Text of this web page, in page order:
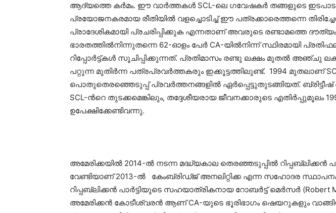
ആദ്യത്തെ കര്‍മം. ഈ വാര്‍ത്തകൾ SCL-ലെ ഗവേഷകര്‍ തങ്ങളുടെ
പ്രയോജനകരമായ രീതിയില്‍ വളച്ചൊടിച്ച് ഈ പത്രക്കാരെത്തന്നെ
പ്രാദേശികമായി പ്രചരിപ്പിക്കുക എന്നതാണ് അവരുടെ രണ്ടാമത്തെ
ഭാരതത്തില്‍നിന്നുതന്നെ 62-ഓളം പേർ CA-യില്‍നിന്ന് സ്ഥിരമായി
റിപ്പോര്‍ട്ട്കൾ സൂചിപ്പിക്കുന്നത്. പ്രതിമാസം രണ്ടു ലക്ഷം മുതല്‍ അഞ്ചു
പറ്റുന്ന മുതിര്‍ന്ന പത്രപ്രവര്‍ത്തകരും ഇക്കൂട്ടത്തിലുണ്ട്. 1994 മുതലാണ്
പൊതുതെരഞ്ഞെടുപ്പ് പ്രവര്‍ത്തനങ്ങളിൽ ഏര്‍പ്പെട്ടുതുടങ്ങിയത്.
SCL-ന്‍റെ തുടക്കമെങ്കിലും, തദ്ദേശീയരായ ജീവനക്കാരുടെ എതിര്‍പ്പുമൂലം
ഉപേക്ഷിക്കേണ്ടിവന്നു.
അമേരിക്കയില്‍ 2014-ല്‍ നടന്ന മദ്ധ്യകാല തെരഞ്ഞടുപ്പിൽ റിപ്പബ്ലിക്കൻ
വേണ്ടിയാണ് 2013-ല്‍ കേംബ്രിഡ്ജ് അനലിറ്റിക്ക എന്ന സഹോദര സ്ഥാപനം
റിപ്പബ്ലിക്കൻ പാര്‍ട്ടിയുടെ സഹയാത്രികനായ റോബര്‍ട്ട്‌ മെര്‍സർ (Robert
അമേരിക്കന്‍ കോടീശ്വരൻ ആണ് CA-യുടെ ഭൂരിഭാഗം ഷെയറുകളും